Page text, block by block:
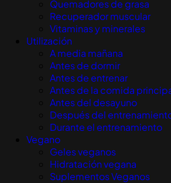
Quemadores de grasa
Recuperador muscular
Vitaminas y minerales
Utilización
A media mañana
Antes de dormir
Antes de entrenar
Antes de la comida
Antes del desayuno
Después del
Durante el entrenamiento
Vegano
Geles veganos
Hidratación vegana
Suplementos Veganos